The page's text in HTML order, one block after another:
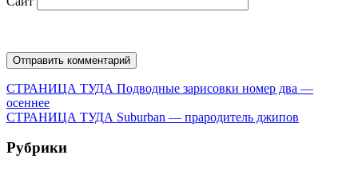
Навигация
по
СТРАНИЦА ТУДА Предыдущая
Подводные зарисовки номер два —
осеннее
СТРАНИЦА ТУДА Следующая
Suburban — прародитель джипов
Рубрики